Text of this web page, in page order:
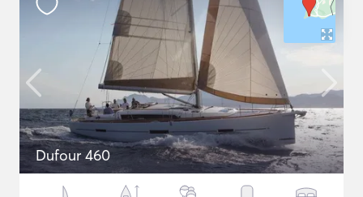
Dufour 460